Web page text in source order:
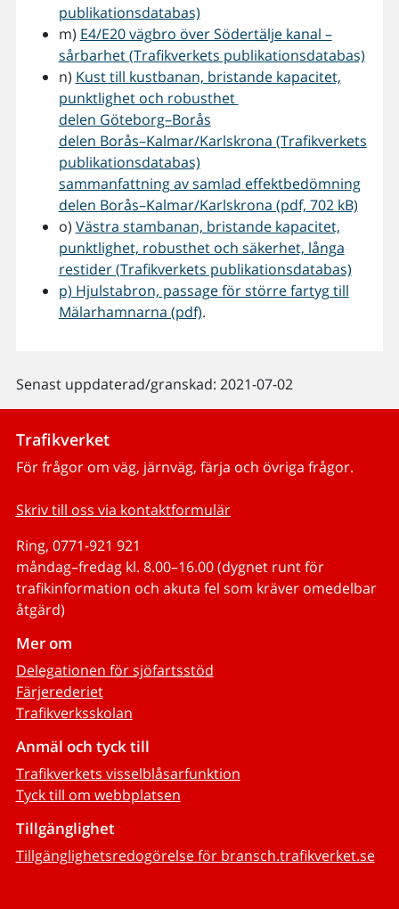
publikationsdatabas)
m) E4/E20 vägbro över Södertälje kanal –
sårbarhet (Trafikverkets publikationsdatabas)
n) Kust till kustbanan, bristande kapacitet,
punktlighet och robusthet
delen Göteborg–Borås
delen Borås–Kalmar/Karlskrona (Trafikverkets
publikationsdatabas)
sammanfattning av samlad effektbedömning
delen Borås–Kalmar/Karlskrona (pdf, 702 kB)
o) Västra stambanan, bristande kapacitet,
punktlighet, robusthet och säkerhet, långa
restider (Trafikverkets publikationsdatabas)
p) Hjulstabron, passage för större fartyg till
Mälarhamnarna (pdf).
Senast uppdaterad/granskad: 2021-07-02
Trafikverket
För frågor om väg, järnväg, färja och övriga frågor.
Skriv till oss via kontaktformulär
Ring, 0771-921 921
måndag–fredag kl. 8.00–16.00 (dygnet runt för
trafikinformation och akuta fel som kräver omedelbar
åtgärd)
Mer om
Delegationen för sjöfartsstöd
Färjerederiet
Trafikverksskolan
Anmäl och tyck till
Trafikverkets visselblåsarfunktion
Tyck till om webbplatsen
Tillgänglighet
Tillgänglighetsredogörelse för bransch.trafikverket.se